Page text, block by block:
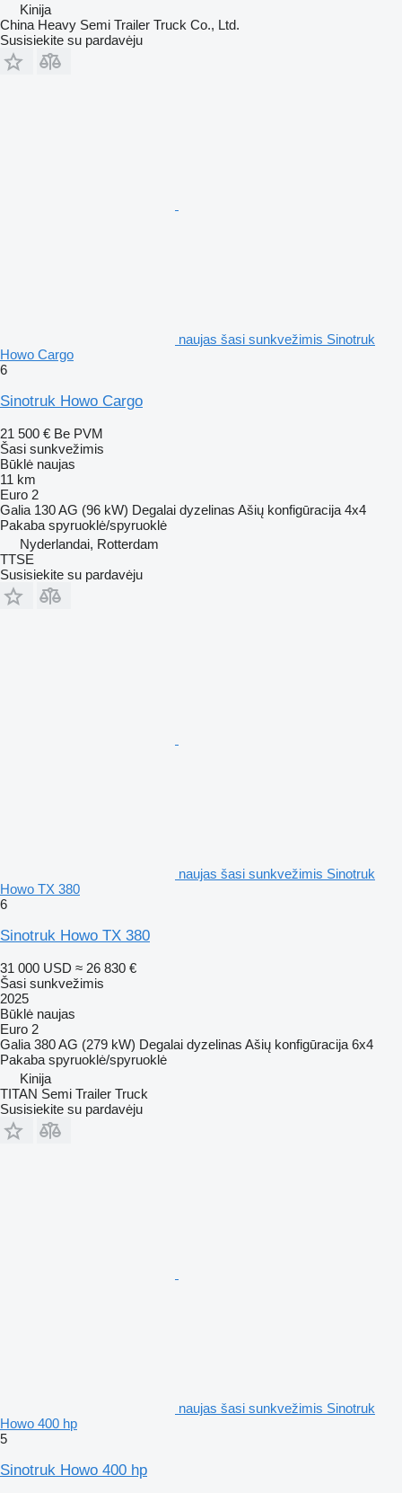
Kinija
China Heavy Semi Trailer Truck Co., Ltd.
Susisiekite su pardavėju
naujas šasi sunkvežimis Sinotruk
Howo Cargo
6
Sinotruk Howo Cargo
21 500 € Be PVM
Šasi sunkvežimis
Būklė naujas
11 km
Euro 2
Galia 130 AG (96 kW) Degalai dyzelinas Ašių konfigūracija 4x4
Pakaba spyruoklė/spyruoklė
Nyderlandai, Rotterdam
TTSE
Susisiekite su pardavėju
naujas šasi sunkvežimis Sinotruk
Howo TX 380
6
Sinotruk Howo TX 380
31 000 USD ≈ 26 830 €
Šasi sunkvežimis
2025
Būklė naujas
Euro 2
Galia 380 AG (279 kW) Degalai dyzelinas Ašių konfigūracija 6x4
Pakaba spyruoklė/spyruoklė
Kinija
TITAN Semi Trailer Truck
Susisiekite su pardavėju
naujas šasi sunkvežimis Sinotruk
Howo 400 hp
5
Sinotruk Howo 400 hp